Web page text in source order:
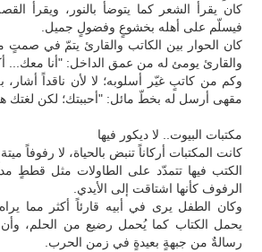
كان يقرأ الشعر كما يتوضأ بالنور، ويقرأ
فيسلّم على أهله بخشوعٍ وفضولٍ جميل.
كان الحوار بين الكاتب والقارئ يتمّ في
والقارئ يومئ له من عمق الداخل: "أنا معك...
وكم من كاتبٍ غيّر أسلوبه؛ لا لأن ناقداً أشار،
مقهى أرسل له بخطّ مائل: "أحببتك؛ لكن لغتك
مكتبات البيوت.. لا ديكور فيها
كانت المكتبات أركاناً تنبض بالحياة، لا رفوفاً
الكتب فيها تتمدّد على الطاولات مثل قططٍ
الرفوف كأنها اشتاقت إلى الأيدي.
وكان الطفل يرى في أبيه قارئاً أكثر مما
يحمل الكتاب كما يُحمل رضيع من الحلم، وأن
رسالةٌ من جبهةٍ بعيدةٍ في زمن الحرب.